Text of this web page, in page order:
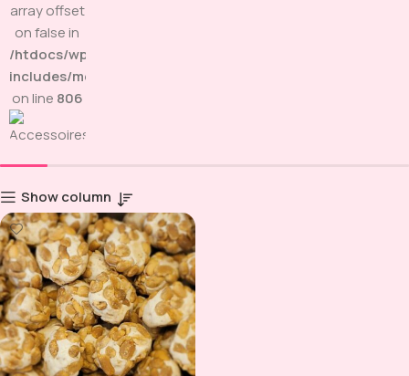
array offset
on false in
/htdocs/wp-
includes/media.php
on line 806
Show column